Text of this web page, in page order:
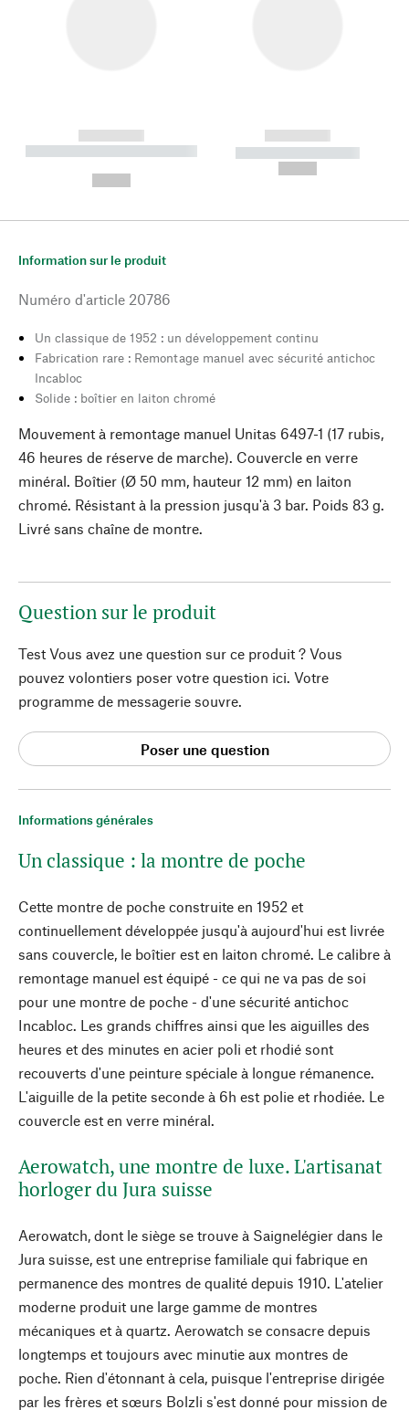
------------
----------- ----------- --------
------------
----------- -----------
Informations générales
Un classique : la montre de poche
Cette montre de poche construite en 1952 et
continuellement développée jusqu'à aujourd'hui est livrée
sans couvercle, le boîtier est en laiton chromé. Le calibre à
remontage manuel est équipé - ce qui ne va pas de soi
pour une montre de poche - d'une sécurité antichoc
Incabloc. Les grands chiffres ainsi que les aiguilles des
heures et des minutes en acier poli et rhodié sont
recouverts d'une peinture spéciale à longue rémanence.
L'aiguille de la petite seconde à 6h est polie et rhodiée. Le
couvercle est en verre minéral.
Aerowatch, une montre de luxe. L'artisanat
horloger du Jura suisse
Aerowatch, dont le siège se trouve à Saignelégier dans le
Jura suisse, est une entreprise familiale qui fabrique en
permanence des montres de qualité depuis 1910. L'atelier
moderne produit une large gamme de montres
mécaniques et à quartz. Aerowatch se consacre depuis
longtemps et toujours avec minutie aux montres de
poche. Rien d'étonnant à cela, puisque l'entreprise dirigée
par les frères et sœurs Bolzli s'est donné pour mission de
Information sur le produit
Numéro d'article 20786
Un classique de 1952 : un développement continu
Fabrication rare : Remontage manuel avec sécurité antichoc
Incabloc
Solide : boîtier en laiton chromé
Mouvement à remontage manuel Unitas 6497-1 (17 rubis,
46 heures de réserve de marche). Couvercle en verre
minéral. Boîtier (Ø 50 mm, hauteur 12 mm) en laiton
chromé. Résistant à la pression jusqu'à 3 bar. Poids 83 g.
Livré sans chaîne de montre.
Question sur le produit
Test Vous avez une question sur ce produit ? Vous
pouvez volontiers poser votre question ici. Votre
programme de messagerie souvre.
Poser une question